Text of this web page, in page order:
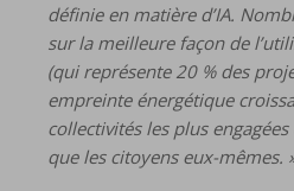
définie en matière d’IA.
sur la meilleure façon de
(qui représente 20 % des
empreinte énergétique
collectivités les plus
que les citoyens eux-mêmes.